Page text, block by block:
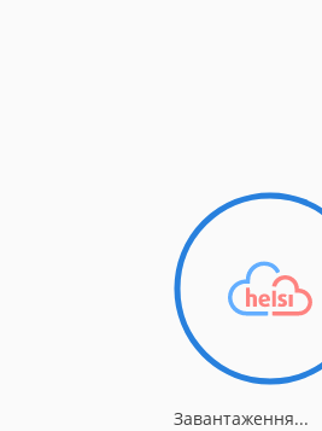
Завантаження...